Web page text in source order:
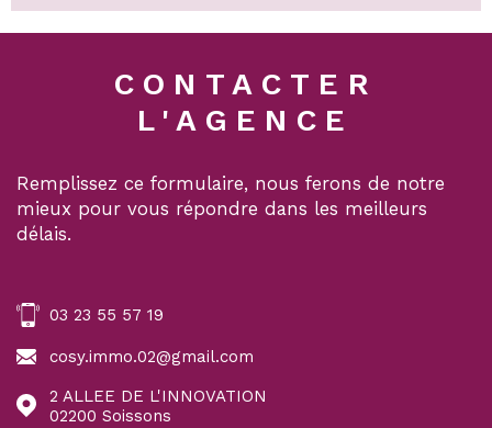
CONTACTER
L'AGENCE
Remplissez ce formulaire, nous ferons de notre
mieux pour vous répondre dans les meilleurs
délais.
03 23 55 57 19
cosy.immo.02@gmail.com
2 ALLEE DE L'INNOVATION
02200
Soissons